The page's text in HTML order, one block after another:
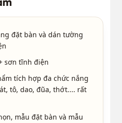
đặt bàn và dán tường
sơn tĩnh điện
tích hợp đa chức nắng
tô, dao, đũa, thớt.... rất
mẫu đặt bàn và mẫu